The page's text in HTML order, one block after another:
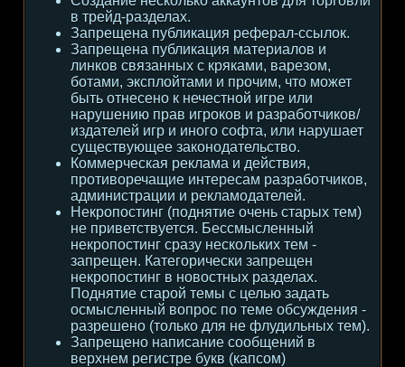
в трейд-разделах.
Запрещена публикация реферал-ссылок.
Запрещена публикация материалов и
линков связанных с кряками, варезом,
ботами, эксплойтами и прочим, что может
быть отнесено к нечестной игре или
нарушению прав игроков и разработчиков/
издателей игр и иного софта, или нарушает
существующее законодательство.
Коммерческая реклама и действия,
противоречащие интересам разработчиков,
администрации и рекламодателей.
Некропостинг (поднятие очень старых тем)
не приветствуется. Бессмысленный
некропостинг сразу нескольких тем -
запрещен. Категорически запрещен
некропостинг в новостных разделах.
Поднятие старой темы с целью задать
осмысленный вопрос по теме обсуждения -
разрешено (только для не флудильных тем).
Запрещено написание сообщений в
верхнем регистре букв (капсом)